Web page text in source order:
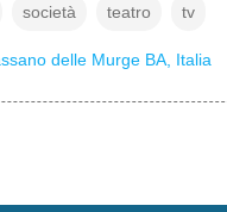
società teatro tv
delle Murge BA, Italia